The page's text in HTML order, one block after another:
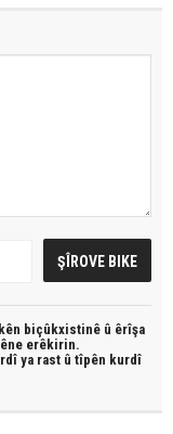
biçûkxistinê û êrîşa
erêkirin.
ya rast û tîpên kurdî